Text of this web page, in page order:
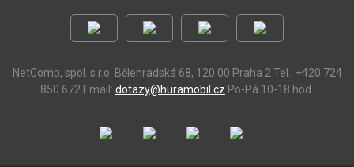
NetComp, spol. s r.o. Bělehradská 68, 120 00 Praha 2 Tel.: +420 724
850 672 Email: dotazy@huramobil.cz Po-Pá 10-18 hod.